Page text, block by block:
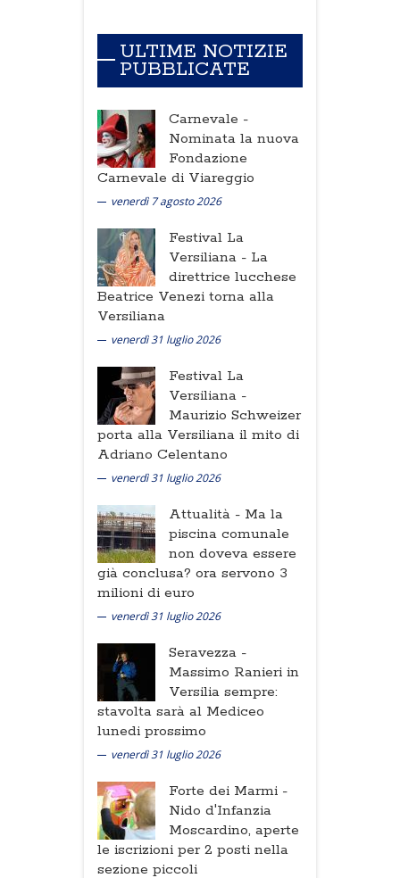
ULTIME NOTIZIE
PUBBLICATE
Carnevale -
Nominata la nuova
Fondazione
Carnevale di Viareggio
venerdì 7 agosto 2026
Festival La
Versiliana - La
direttrice lucchese
Beatrice Venezi torna alla
Versiliana
venerdì 31 luglio 2026
Festival La
Versiliana -
Maurizio Schweizer
porta alla Versiliana il mito di
Adriano Celentano
venerdì 31 luglio 2026
Attualità - Ma la
piscina comunale
non doveva essere
già conclusa? ora servono 3
milioni di euro
venerdì 31 luglio 2026
Seravezza -
Massimo Ranieri in
Versilia sempre:
stavolta sarà al Mediceo
lunedi prossimo
venerdì 31 luglio 2026
Forte dei Marmi -
Nido d'Infanzia
Moscardino, aperte
le iscrizioni per 2 posti nella
sezione piccoli